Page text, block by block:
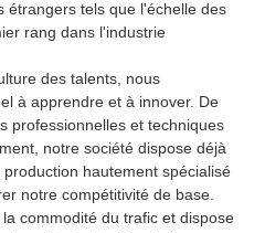
étrangers tels que l'échelle des
rang dans l'industrie
des talents, nous
à apprendre et à innover. De
professionnelles et techniques
notre société dispose déjà
hautement spécialisé
notre compétitivité de base.
commodité du trafic et dispose